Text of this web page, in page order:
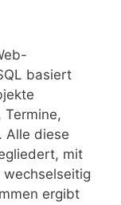
basiert
Alle diese
mit
ergibt